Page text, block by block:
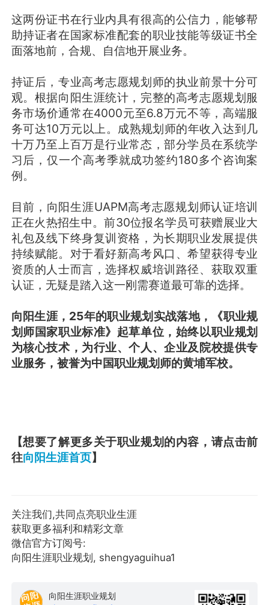
这两份证书在行业内具有很高的公信力，能够帮
助持证者在国家标准配套的职业技能等级证书全
面落地前，合规、自信地开展业务。
持证后，专业高考志愿规划师的执业前景十分可
观。根据向阳生涯统计，完整的高考志愿规划服
务市场价通常在4000元至6.8万元不等，高端服
务可达10万元以上。成熟规划师的年收入达到几
十万乃至上百万是行业常态，部分学员在系统学
习后，仅一个高考季就成功签约180多个咨询案
例。
目前，向阳生涯UAPM高考志愿规划师认证培训
正在火热招生中。前30位报名学员可获赠展业大
礼包及线下终身复训资格，为长期职业发展提供
持续赋能。对于看好新高考风口、希望获得专业
资质的人士而言，选择权威培训路径、获取双重
认证，无疑是踏入这一刚需赛道最可靠的选择。
向阳生涯，25年的职业规划实战落地，《职业规
划师国家职业标准》起草单位，始终以职业规划
为核心技术，为行业、个人、企业及院校提供专
业服务，被誉为中国职业规划师的黄埔军校。
【想要了解更多关于职业规划的内容，请点击前
往向阳生涯首页】
关注我们,共同点亮职业生涯
获取更多福利和精彩文章
微信官方订阅号:
向阳生涯职业规划, shengyaguihua1
向阳生涯职业规划